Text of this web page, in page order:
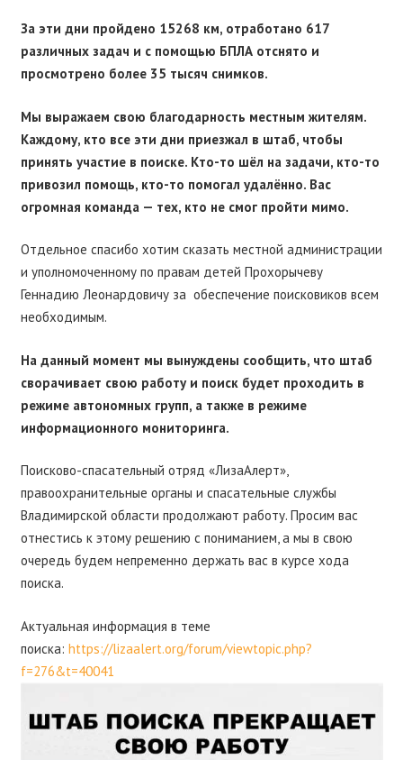
За эти дни пройдено 15268 км, отработано 617
различных задач и с помощью БПЛА отснято и
просмотрено более 35 тысяч снимков.
Мы выражаем свою благодарность местным жителям.
Каждому, кто все эти дни приезжал в штаб, чтобы
принять участие в поиске. Кто-то шёл на задачи, кто-то
привозил помощь, кто-то помогал удалённо. Вас
огромная команда — тех, кто не смог пройти мимо.
Отдельное спасибо хотим сказать местной администрации
и уполномоченному по правам детей Прохорычеву
Геннадию Леонардовичу за обеспечение поисковиков всем
необходимым.
На данный момент мы вынуждены сообщить, что штаб
сворачивает свою работу и поиск будет проходить в
режиме автономных групп, а также в режиме
информационного мониторинга.
Поисково-спасательный отряд «ЛизаАлерт»,
правоохранительные органы и спасательные службы
Владимирской области продолжают работу. Просим вас
отнестись к этому решению с пониманием, а мы в свою
очередь будем непременно держать вас в курсе хода
поиска.
Актуальная информация в теме
поиска: https://lizaalert.org/forum/viewtopic.php?
f=276&t=40041